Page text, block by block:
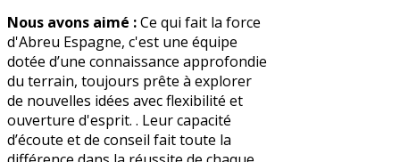
Nous avons aimé :Ce qui fait la force
d'Abreu Espagne, c'est une équipe
dotée d’une connaissance approfondie
du terrain, toujours prête à explorer
de nouvelles idées avec flexibilité et
ouverture d'esprit. . Leur capacité
d’écoute et de conseil fait toute la